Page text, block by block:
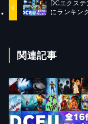
DCエクス
にランキン
関連記事